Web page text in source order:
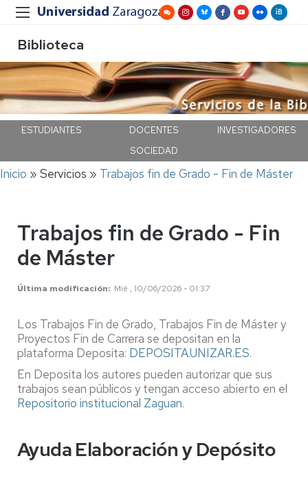
Biblioteca
ESTUDIANTES DOCENTES
INVESTIGADORES
SOCIEDAD
Ruta
Inicio Servicios Trabajos fin de Grado - Fin de Máster
Trabajos fin de Grado - Fin
de Máster
Última modificación Mié , 10/06/2026 - 01:37
Los Trabajos Fin de Grado, Trabajos Fin de Máster y
Proyectos Fin de Carrera se depositan en la
plataforma Deposita: DEPOSITA.UNIZAR.ES.
En Deposita los autores pueden autorizar que sus
trabajos sean públicos y tengan acceso abierto en el
Repositorio institucional Zaguan.
Ayuda Elaboración y Depósito